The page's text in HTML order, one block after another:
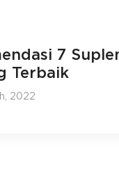
7
Terbaik
2022